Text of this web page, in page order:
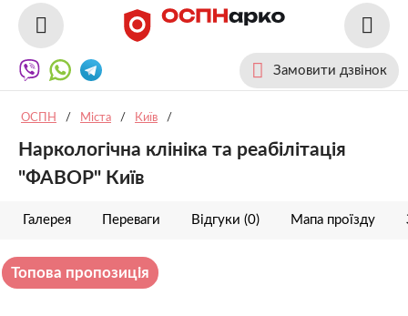
Замовити дзвінок
ОСПН / Міста / Київ /
Наркологічна клініка та реабілітація
"ФАВОР" Київ
Галерея Переваги Відгуки (0) Мапа проїзду
Топова пропозиція